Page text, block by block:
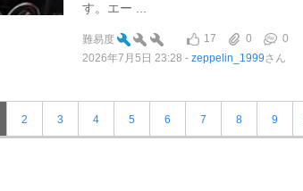
す。エー ...
難易度 17 0
0
2026年7月5日 23:28
zeppelin_1999さん
2 3 4 5 6 7 8 9